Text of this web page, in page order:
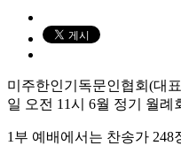
미주한인기독문인협회(대
일 오전 11시 6월 정기 월
1부 예배에서는 찬송가